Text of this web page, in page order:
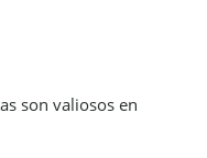
son valiosos en